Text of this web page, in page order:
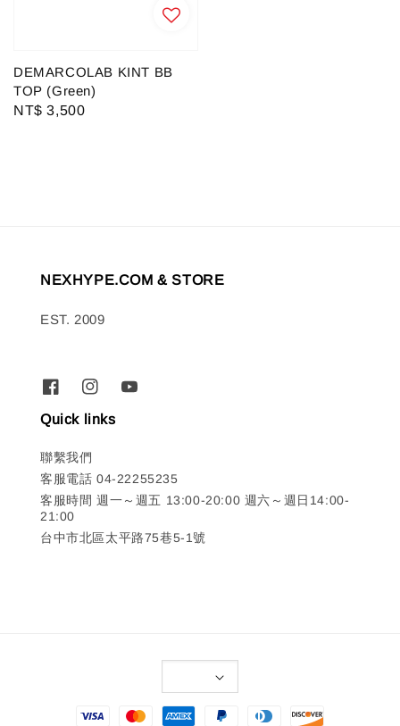
DEMARCOLAB KINT BB
TOP (Green)
Regular
NT$ 3,500
NEXHYPE.COM & STORE
EST. 2009
Quick links
聯繫我們
客服電話 04-22255235
客服時間 週一～週五 13:00-20:00 週六～週日14:00-
21:00
台中市北區太平路75巷5-1號